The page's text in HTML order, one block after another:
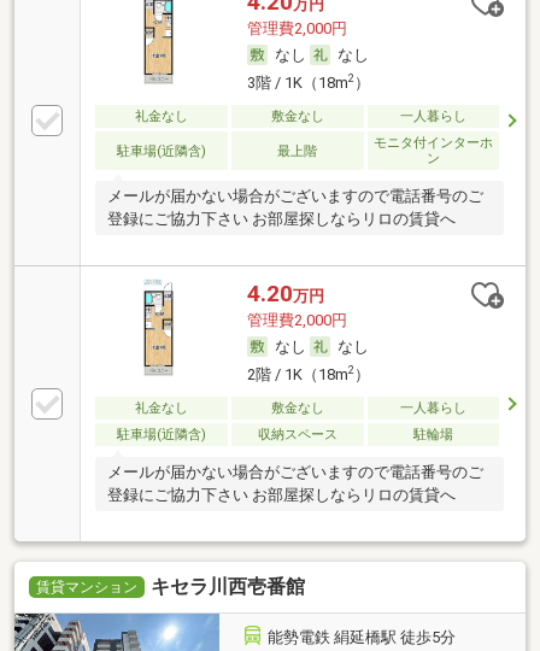
万円
管理費2,000円
なし
なし
3階 / 1K（18m2）
礼金なし 敷金なし 一人暮らし
駐車場(近隣含) 最上階
モニタ付インターホ
ン
メールが届かない場合がございますので電話番号のご
登録にご協力下さい お部屋探しならリロの賃貸へ
4.20万円
管理費2,000円
なし
なし
2階 / 1K（18m2）
礼金なし 敷金なし
一人暮らし
駐車場(近隣含)
収納スペース 駐輪場
メールが届かない場合がございますので電話番号のご
登録にご協力下さい お部屋探しならリロの賃貸へ
賃貸マンション キセラ川西壱番館
能勢電鉄 絹延橋駅 徒歩5分